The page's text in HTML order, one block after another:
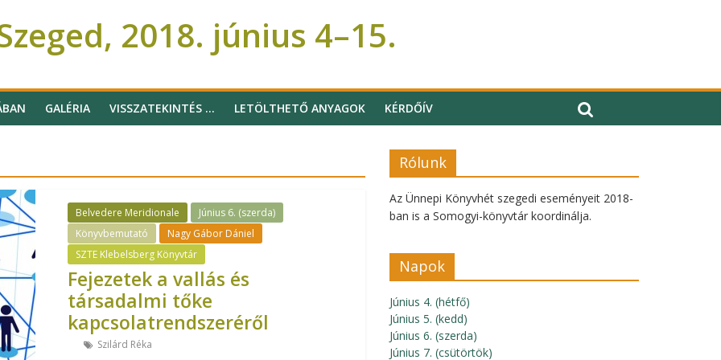
2018. június 4–15.
GALÉRIA VISSZATEKINTÉS … LETÖLTHETŐ ANYAGOK KÉRDŐÍV
Belvedere Meridionale
Június 6. (szerda)
Könyvbemutató
Nagy Gábor Dániel
SZTE Klebelsberg Könyvtár
Fejezetek a vallás és
társadalmi tőke
kapcsolatrendszeréről
Szilárd Réka
Rólunk
Az Ünnepi Könyvhét szegedi eseményeit 2018-
ban is a Somogyi-könyvtár koordinálja.
Napok
Június 4. (hétfő)
Június 5. (kedd)
Június 6. (szerda)
Június 7. (csütörtök)